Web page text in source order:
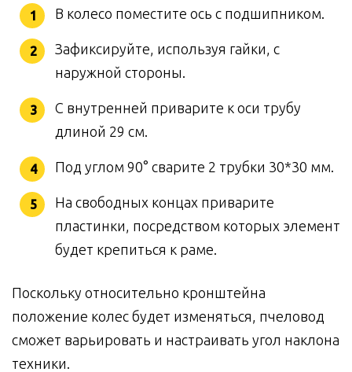
В колесо поместите ось с подшипником.
Зафиксируйте, используя гайки, с
наружной стороны.
С внутренней приварите к оси трубу
длиной 29 см.
Под углом 90° сварите 2 трубки 30*30 мм.
На свободных концах приварите
пластинки, посредством которых элемент
будет крепиться к раме.
Поскольку относительно кронштейна
положение колес будет изменяться, пчеловод
сможет варьировать и настраивать угол наклона
техники.